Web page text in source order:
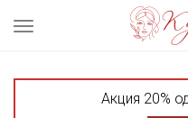
Акция 20%